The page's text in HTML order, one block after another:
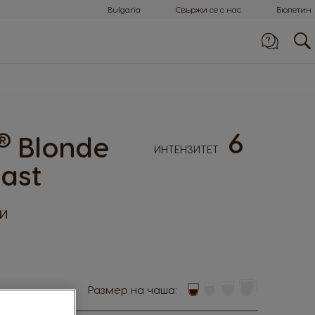
Bulgaria Свържи се с нас Бюлетин
Blonde
ИНТЕНЗИТЕТ 6
размер на чаша: